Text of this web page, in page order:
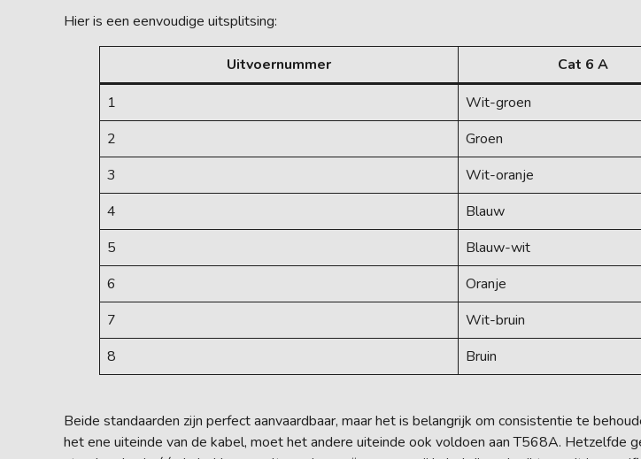
Hier is een eenvoudige uitsplitsing:
Uitvoernummer Cat 6 A
1
Wit-groen
2
Groen
3
Wit-oranje
4
Blauw
5
Blauw-wit
6
Oranje
7
Wit-bruin
8
Bruin
Beide standaarden zijn perfect aanvaardbaar, maar het is belangrijk om consistentie te
het ene uiteinde van de kabel, moet het andere uiteinde ook voldoen aan T568A. Hetzelfde